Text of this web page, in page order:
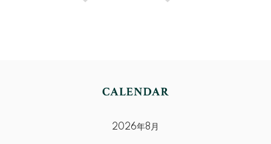
2026年8月